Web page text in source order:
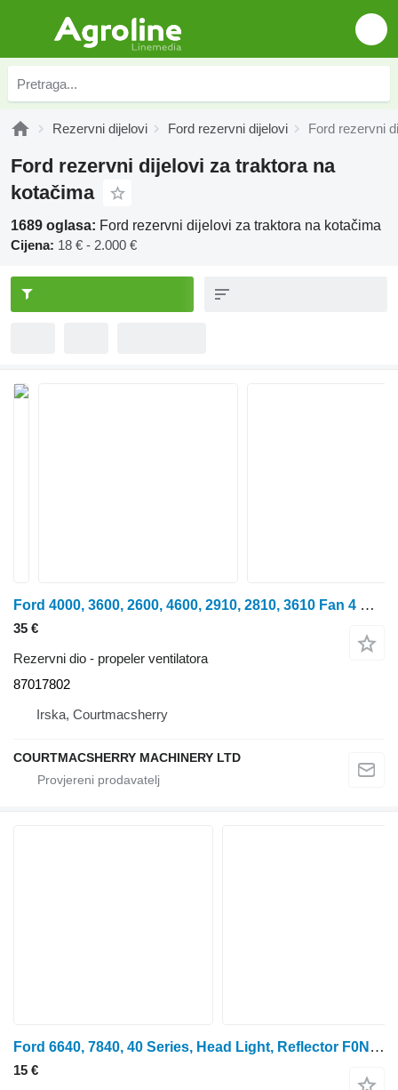
Rezervni dijelovi Ford rezervni dijelovi Ford rezervni
Ford rezervni dijelovi za traktora na
kotačima
1689 oglasa: Ford rezervni dijelovi za traktora na kotačima
Cijena: 18 € - 2.000 €
Ford 4000, 3600, 2600, 4600, 2910, 2810, 3610 Fan 4 Blades 87017802 propeler ventilatora za traktora na kotačima
35 €
Rezervni dio - propeler ventilatora
87017802
Irska, Courtmacsherry
COURTMACSHERRY MACHINERY LTD
Ford 6640, 7840, 40 Series, Head Light, Reflector F0NN13K183AA far za traktora na kotačima
15 €